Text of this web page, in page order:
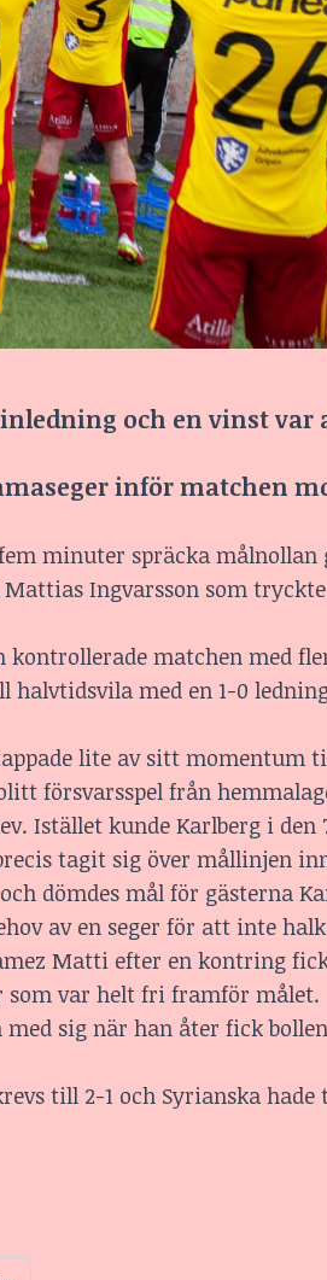
och en vinst var
inför matchen
minuter spräcka målnollan
Ingvarsson som
matchen med
med en 1-0
lite av sitt momentum
försvarsspel från
Istället kunde Karlberg i den
tagit sig över mållinjen
dömdes mål för gästerna
av en seger för att inte
Matti efter en kontring
som var helt fri framför målet.
sig när han åter fick
till 2-1 och Syrianska